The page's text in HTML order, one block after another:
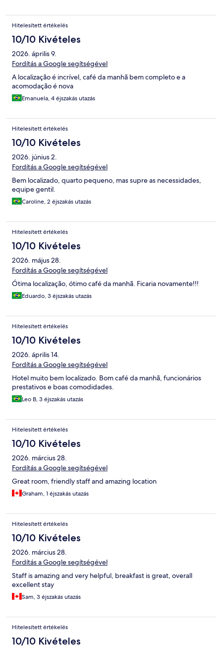
Hitelesített értékelés
10/10 Kivételes
2026. április 9.
Fordítás a Google segítségével
A localização é incrível, café da manhã bem completo e a
acomodação é nova
Emanuela, 4 éjszakás utazás
Hitelesített értékelés
10/10 Kivételes
2026. június 2.
Fordítás a Google segítségével
Bem localizado, quarto pequeno, mas supre as necessidades,
equipe gentil.
Caroline, 2 éjszakás utazás
Hitelesített értékelés
10/10 Kivételes
2026. május 28.
Fordítás a Google segítségével
Ótima localização, ótimo café da manhã. Ficaria novamente!!!
Eduardo, 3 éjszakás utazás
Hitelesített értékelés
10/10 Kivételes
2026. április 14.
Fordítás a Google segítségével
Hotel muito bem localizado. Bom café da manhã, funcionários
prestativos e boas comodidades.
Leo B, 3 éjszakás utazás
Hitelesített értékelés
10/10 Kivételes
2026. március 28.
Fordítás a Google segítségével
Great room, friendly staff and amazing location
Graham, 1 éjszakás utazás
Hitelesített értékelés
10/10 Kivételes
2026. március 28.
Fordítás a Google segítségével
Staff is amazing and very helpful, breakfast is great, overall
excellent stay
Sam, 3 éjszakás utazás
Hitelesített értékelés
10/10 Kivételes